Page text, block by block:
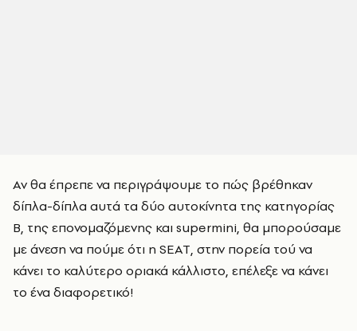
Αν θα έπρεπε να περιγράψουμε το πώς βρέθηκαν
δίπλα-δίπλα αυτά τα δύο αυτοκίνητα της κατηγορίας
Β, της επονομαζόμενης και supermini, θα μπορούσαμε
με άνεση να πούμε ότι η SEAT, στην πορεία τού να
κάνει το καλύτερο οριακά κάλλιστο, επέλεξε να κάνει
το ένα διαφορετικό!